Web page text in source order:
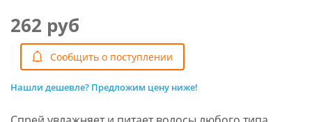
262 руб
Cообщить о поступлении
Нашли дешевле? Предложим цену ниже!